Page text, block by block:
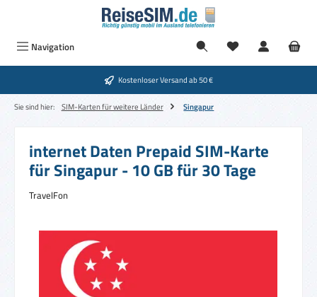
Zum Hauptinhalt springen
Navigation
Kostenloser Versand ab 50 €
Sie sind hier: SIM-Karten für weitere Länder Singapur
internet Daten Prepaid SIM-Karte
für Singapur - 10 GB für 30 Tage
TravelFon
Bildergalerie überspringen